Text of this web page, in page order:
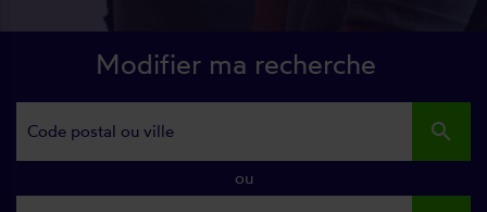
Modifier ma recherche
search
ou